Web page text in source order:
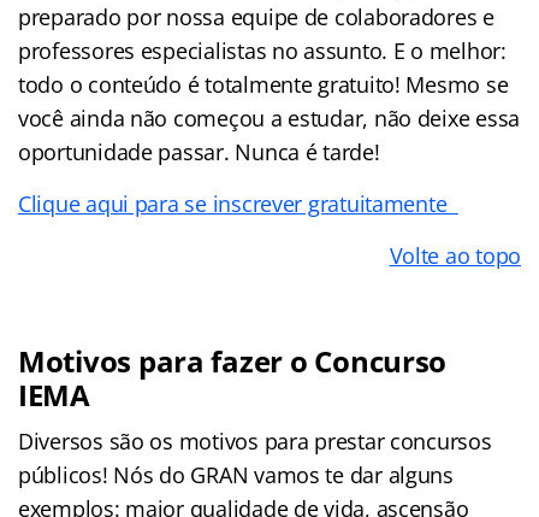
preparado por nossa equipe de colaboradores e
professores especialistas no assunto. E o melhor:
todo o conteúdo é totalmente gratuito! Mesmo se
você ainda não começou a estudar, não deixe essa
oportunidade passar. Nunca é tarde!
Clique aqui para se inscrever gratuitamente
Volte ao topo
Motivos para fazer o Concurso
IEMA
Diversos são os motivos para prestar concursos
públicos! Nós do GRAN vamos te dar alguns
exemplos: maior qualidade de vida, ascensão